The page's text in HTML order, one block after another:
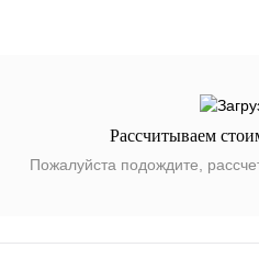
Рассчитываем
Пожалуйста подождите,